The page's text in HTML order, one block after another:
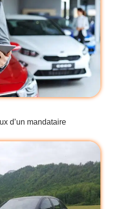
d’un mandataire